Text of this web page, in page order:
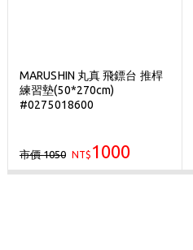
MARUSHIN 丸真 飛鏢台 推桿
練習墊(50*270cm)
#0275018600
市價 1050 NT$ 1000